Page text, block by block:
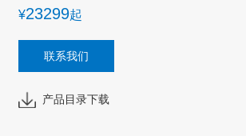
¥23299起
联系我们
产品目录下载